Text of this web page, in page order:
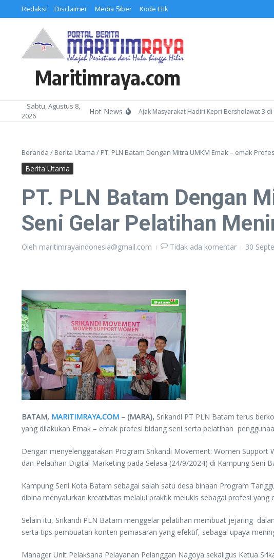
Lewati ke konten
Redaksi Disclaimer Media Siber Kode Etik
Maritimraya.com
Sabtu, Agustus 8,
2026
Hot News
Kepala Kemenag Batam Ajak Masyarakat Hadiri Kepri Bersholawat 3 di
Beranda / Berita Utama / PT. PLN Batam Dengan Mitra UMKM Emak – emak
Berita Utama
PT. PLN Batam Dengan
Seni Gelar Pelatihan
Oleh maritimrayaindonesia@gmail.com Tidak ada komentar 30
BATAM, MARITIMRAYA.COM – (MARA), Srikandi PT PLN Batam terus
yang dilakukan Emak – emak profesi bidang seni serta pelatihan
Dengan menyelenggarakan Program Srikandi Movement: Women
dan Pelatihan Digital Marketing pada Selasa (24/9/2024) di Kampung Seni
Kampung Seni Kota Batam sebagai salah satu desa binaan Program
dibina menyalurkan kreativitas melalui praktik melukis sebagai profesi yang
Selain itu, Srikandi PLN Batam menggelar pelatihan membuat jejaring
serta tips pembuatan konten pemasaran yang efektif, sebagai upaya
Manager Unit Pelaksana Pelayanan Pelanggan Nagoya sekaligus Ketua